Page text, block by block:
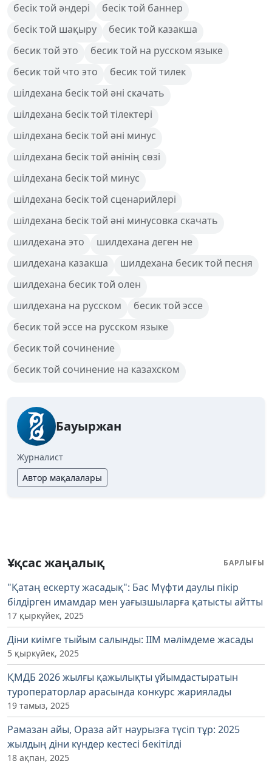
бесік той әндері
бесік той баннер
бесік той шақыру
бесик той казакша
бесик той это
бесик той на русском языке
бесик той что это
бесик той тилек
шілдехана бесік той әні скачать
шілдехана бесік той тілектері
шілдехана бесік той әні минус
шілдехана бесік той әнінің сөзі
шілдехана бесік той минус
шілдехана бесік той сценарийлері
шілдехана бесік той әні минусовка скачать
шилдехана это
шилдехана деген не
шилдехана казакша
шилдехана бесик той песня
шилдехана бесик той олен
шилдехана на русском
бесик той эссе
бесик той эссе на русском языке
бесик той сочинение
бесик той сочинение на казахском
Бауыржан
Журналист
Автор мақалалары
Ұқсас жаңалық БАРЛЫҒЫ
"Қатаң ескерту жасадық": Бас Мүфти даулы пікір
білдірген имамдар мен уағызшыларға қатысты айтты
17 қыркүйек, 2025
Діни киімге тыйым салынды: ІІМ мәлімдеме жасады
5 қыркүйек, 2025
ҚМДБ 2026 жылғы қажылықты ұйымдастыратын
туроператорлар арасында конкурс жариялады
19 тамыз, 2025
Рамазан айы, Ораза айт наурызға түсіп тұр: 2025
жылдың діни күндер кестесі бекітілді
18 ақпан, 2025